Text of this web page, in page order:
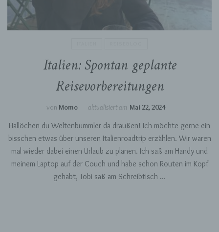
Italien: Spontan geplante
Reisevorbereitungen
von Momo aktualisiert am Mai 22, 2024
Hallöchen du Weltenbummler da draußen! Ich möchte gerne ein
bisschen etwas über unseren Italienroadtrip erzählen. Wir waren
mal wieder dabei einen Urlaub zu planen. Ich saß am Handy und
meinem Laptop auf der Couch und habe schon Routen im Kopf
gehabt, Tobi saß am Schreibtisch …